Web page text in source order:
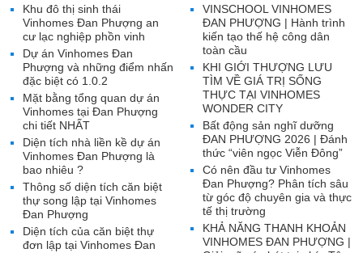
VINSCHOOL VINHOMES
ĐAN PHƯỢNG | Hành trình
kiến tạo thế hệ công dân
toàn cầu
KHI GIỚI THƯỢNG LƯU
TÌM VỀ GIÁ TRỊ SỐNG
THỰC TẠI VINHOMES
WONDER CITY
Bất động sản nghĩ dưỡng
ĐAN PHƯỢNG 2026 | Đánh
thức “viên ngọc Viễn Đông”
Có nên đầu tư Vinhomes
Đan Phượng? Phân tích sâu
từ góc độ chuyên gia và thực
tế thị trường
KHẢ NĂNG THANH KHOẢN
VINHOMES ĐAN PHƯỢNG |
Khu đô thị sinh thái
Vinhomes Đan Phượng an
cư lạc nghiệp phồn vinh
Dự án Vinhomes Đan
Phượng và những điểm nhấn
đặc biệt có 1.0.2
Mặt bằng tổng quan dự án
Vinhomes tại Đan Phượng
chi tiết NHẤT
Diện tích nhà liền kề dự án
Vinhomes Đan Phượng là
bao nhiêu ?
Thông số diện tích căn biệt
thự song lập tại Vinhomes
Đan Phượng
Diện tích của căn biệt thự
đơn lập tại Vinhomes Đan